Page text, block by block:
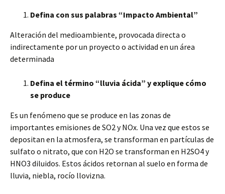
Defina con sus palabras “Impacto Ambiental”
Alteración del medioambiente, provocada directa o
indirectamente por un proyecto o actividad en un área
determinada
Defina el término “lluvia ácida” y explique cómo
se produce
Es un fenómeno que se produce en las zonas de
importantes emisiones de SO2 y NOx. Una vez que estos se
depositan en la atmosfera, se transforman en partículas de
sulfato o nitrato, que con H2O se transforman en H2SO4 y
HNO3 diluidos. Estos ácidos retornan al suelo en forma de
lluvia, niebla, rocío llovizna.